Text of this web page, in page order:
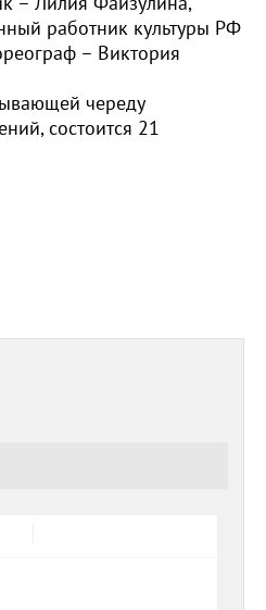
работник культуры РФ
– Виктория
череду
состоится 21